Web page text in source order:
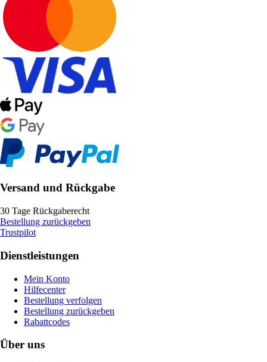
Versand und Rückgabe
30 Tage Rückgaberecht
Bestellung zurückgeben
Trustpilot
Dienstleistungen
Mein Konto
Hilfecenter
Bestellung verfolgen
Bestellung zurückgeben
Rabattcodes
Über uns